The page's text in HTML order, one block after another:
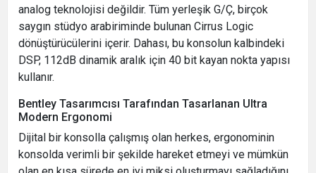
analog teknolojisi değildir. Tüm yerleşik G/Ç, birçok
saygın stüdyo arabiriminde bulunan Cirrus Logic
dönüştürücülerini içerir. Dahası, bu konsolun kalbindeki
DSP, 112dB dinamik aralık için 40 bit kayan nokta yapısı
kullanır.
Bentley Tasarımcısı Tarafından Tasarlanan Ultra
Modern Ergonomi
Dijital bir konsolla çalışmış olan herkes, ergonominin
konsolda verimli bir şekilde hareket etmeyi ve mümkün